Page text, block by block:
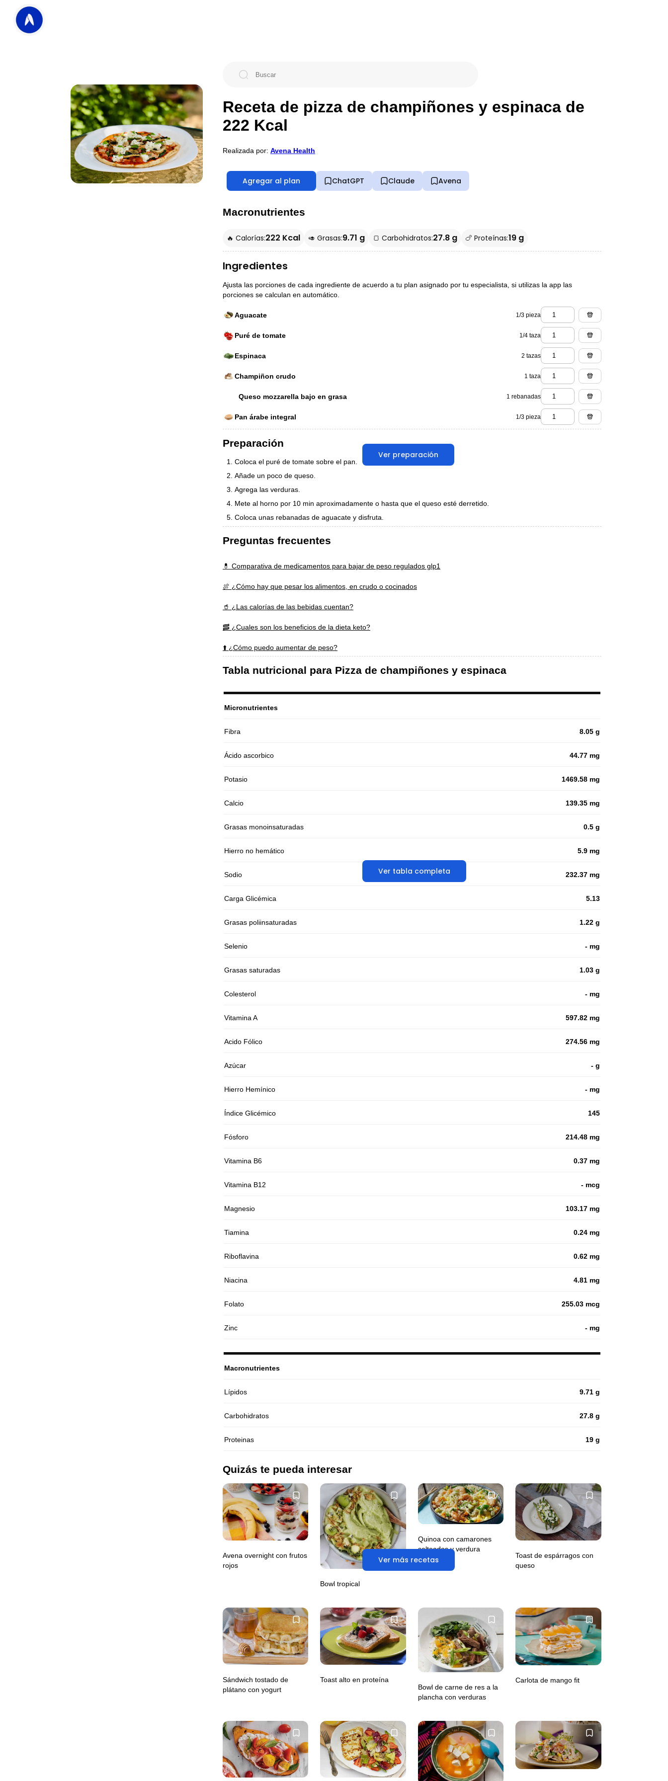
Receta de pizza de champiñones y espinaca de
222 Kcal
Realizada por: Avena Health
Agregar al plan ChatGPT Claude Avena
Macronutrientes
🔥 Calorías:222 Kcal 🥑 Grasas:9.71 g 🍞 Carbohidratos:27.8 g 🍗 Proteínas:19 g
Ingredientes
Ajusta las porciones de cada ingrediente de acuerdo a tu plan asignado por tu especialista, si utilizas la app las
porciones se calculan en automático.
Aguacate 1/3 pieza
Puré de tomate 1/4 taza
Espinaca 2 tazas
Champiñon crudo 1 taza
Queso mozzarella bajo en grasa 1 rebanadas
Pan árabe integral 1/3 pieza
Ver preparación
Preparación
Coloca el puré de tomate sobre el pan.
Añade un poco de queso.
Agrega las verduras.
Mete al horno por 10 min aproximadamente o hasta que el queso esté derretido.
Coloca unas rebanadas de aguacate y disfruta.
Preguntas frecuentes
💊 Comparativa de medicamentos para bajar de peso regulados glp1
🍖 ¿Cómo hay que pesar los alimentos, en crudo o cocinados
🥤 ¿Las calorías de las bebidas cuentan?
🥓 ¿Cuales son los beneficios de la dieta keto?
⬆️ ¿Cómo puedo aumentar de peso?
Tabla nutricional para Pizza de champiñones y espinaca
Ver tabla completa
Micronutrientes
Fibra 8.05 g
Ácido ascorbico 44.77 mg
Potasio 1469.58 mg
Calcio 139.35 mg
Grasas monoinsaturadas 0.5 g
Hierro no hemático 5.9 mg
Sodio 232.37 mg
Carga Glicémica 5.13
Grasas poliinsaturadas 1.22 g
Selenio - mg
Grasas saturadas 1.03 g
Colesterol - mg
Vitamina A 597.82 mg
Acido Fólico 274.56 mg
Azúcar - g
Hierro Hemínico - mg
Índice Glicémico 145
Fósforo 214.48 mg
Vitamina B6 0.37 mg
Vitamina B12 - mcg
Magnesio 103.17 mg
Tiamina 0.24 mg
Riboflavina 0.62 mg
Niacina 4.81 mg
Folato 255.03 mcg
Zinc - mg
Macronutrientes
Lípidos 9.71 g
Carbohidratos 27.8 g
Proteinas 19 g
Quizás te pueda interesar
Ver más recetas
Avena overnight con frutos
rojos
Bowl tropical
Quinoa con camarones
salteados y verdura
Toast de espárragos con
queso
Sándwich tostado de
plátano con yogurt
Toast alto en proteína
Bowl de carne de res a la
plancha con verduras
Carlota de mango fit